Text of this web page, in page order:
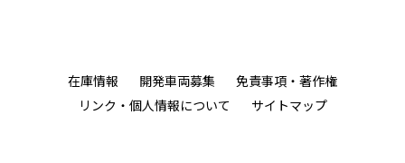
在庫情報 開発車両募集
免責事項・著作権
リンク・個人情報について
サイトマップ